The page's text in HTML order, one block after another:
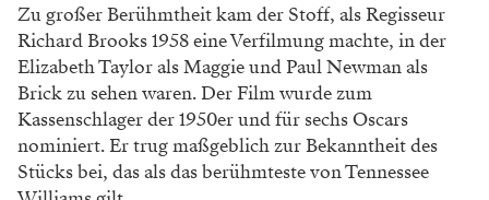
Zu großer Berühmtheit kam der Stoff, als Regisseur
Richard Brooks 1958 eine Verfilmung machte, in der
Elizabeth Taylor als Maggie und Paul Newman als
Brick zu sehen waren. Der Film wurde zum
Kassenschlager der 1950er und für sechs Oscars
nominiert. Er trug maßgeblich zur Bekanntheit des
Stücks bei, das als das berühmteste von Tennessee